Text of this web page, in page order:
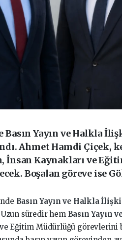
Yayın ve Halkla
Ahmet Hamdi Çiçek,
İnsan Kaynakları ve
Boşalan göreve ise
Basın Yayın ve Halkla
süredir hem Basın Yayın
ve Eğitim Müdürlüğü